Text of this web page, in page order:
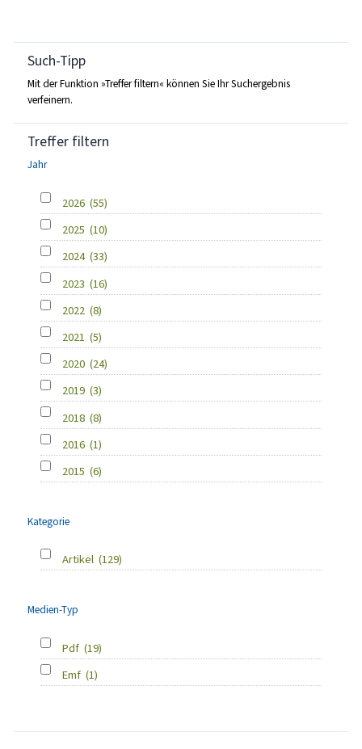
Such-Tipp
Mit der Funktion »Treffer filtern« können Sie Ihr Suchergebnis
verfeinern.
Treffer filtern
Jahr
2026 (55)
2025 (10)
2024 (33)
2023 (16)
2022 (8)
2021 (5)
2020 (24)
2019 (3)
2018 (8)
2016 (1)
2015 (6)
Kategorie
Artikel (129)
Medien-Typ
Pdf (19)
Emf (1)